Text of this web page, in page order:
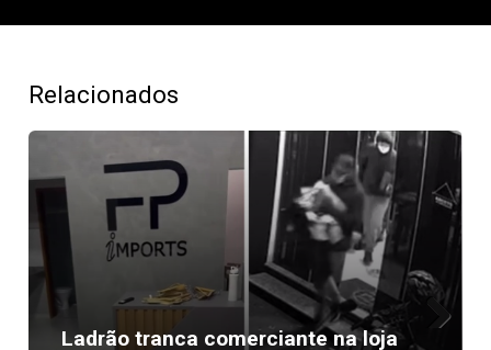
Relacionados
Ladrão tranca comerciante na loja